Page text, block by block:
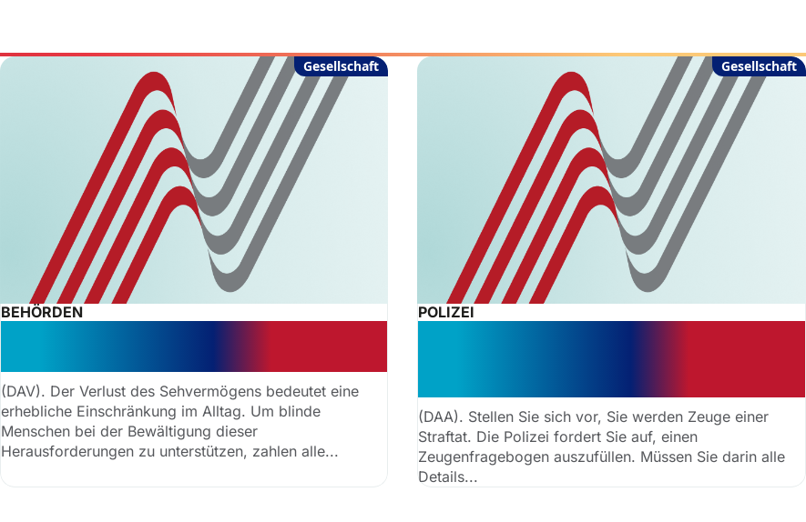
Gesellschaft
BEHÖRDEN
(DAV). Der Verlust des Sehvermögens bedeutet eine
erhebliche Einschränkung im Alltag. Um blinde
Menschen bei der Bewältigung dieser
Herausforderungen zu unterstützen, zahlen alle...
Gesellschaft
POLIZEI
(DAA). Stellen Sie sich vor, Sie werden Zeuge einer
Straftat. Die Polizei fordert Sie auf, einen
Zeugenfragebogen auszufüllen. Müssen Sie darin alle
Details...